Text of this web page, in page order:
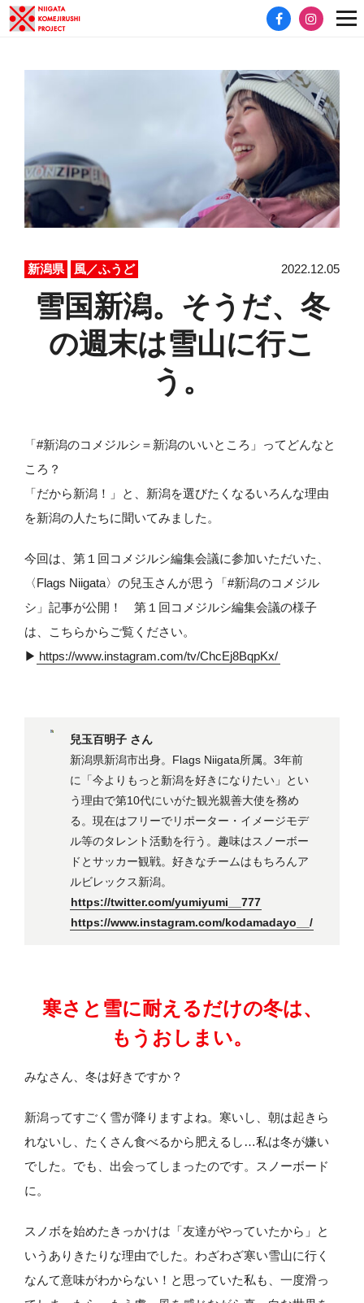
新潟県 風／ふうど 2022.12.05
雪国新潟。そうだ、冬
の週末は雪山に行こ
う。
「#新潟のコメジルシ＝新潟のいいところ」ってどんなと
ころ？
「だから新潟！」と、新潟を選びたくなるいろんな理由
を新潟の人たちに聞いてみました。
今回は、第１回コメジルシ編集会議に参加いただいた、
〈Flags Niigata〉の兒玉さんが思う「#新潟のコメジル
シ」記事が公開！ 第１回コメジルシ編集会議の様子
は、こちらからご覧ください。
▶︎ https://www.instagram.com/tv/ChcEj8BqpKx/
兒玉百明子 さん
新潟県新潟市出身。Flags Niigata所属。3年前
に「今よりもっと新潟を好きになりたい」とい
う理由で第10代にいがた観光親善大使を務め
る。現在はフリーでリポーター・イメージモデ
ル等のタレント活動を行う。趣味はスノーボー
ドとサッカー観戦。好きなチームはもちろんア
ルビレックス新潟。
https://twitter.com/yumiyumi__777
https://www.instagram.com/kodamadayo__/
寒さと雪に耐えるだけの冬は、
もうおしまい。
みなさん、冬は好きですか？
新潟ってすごく雪が降りますよね。寒いし、朝は起きら
れないし、たくさん食べるから肥えるし…私は冬が嫌い
でした。でも、出会ってしまったのです。スノーボード
に。
スノボを始めたきっかけは「友達がやっていたから」と
いうありきたりな理由でした。わざわざ寒い雪山に行く
なんて意味がわからない！と思っていた私も、一度滑っ